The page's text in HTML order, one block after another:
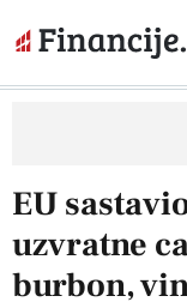
EU
uzvratne
burbon,